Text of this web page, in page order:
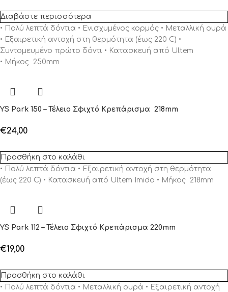
Διαβάστε περισσότερα
• Πολύ λεπτά δόντια • Ενισχυμένος κορμός • Μεταλλική ουρά
• Εξαιρετική αντοχή στη θερμότητα (έως 220 C) •
Συντομευμένο πρώτο δόντι • Κατασκευή από Ultem
• Μήκος 250mm
YS Park 150 – Τέλειο Σφιχτό Κρεπάρισμα 218mm
€24,00
Προσθήκη στο καλάθι
• Πολύ λεπτά δόντια • Εξαιρετική αντοχή στη θερμότητα
(έως 220 C) • Κατασκευή από Ultem Imido • Μήκος 218mm
YS Park 112 – Τέλειο Σφιχτό Κρεπάρισμα 220mm
€19,00
Προσθήκη στο καλάθι
• Πολύ λεπτά δόντια • Μεταλλική ουρά • Εξαιρετική αντοχή